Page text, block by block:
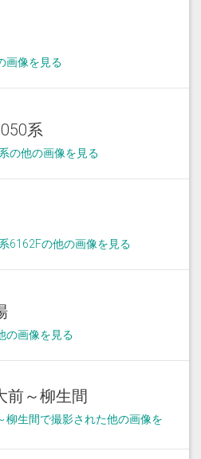
画像を見る
系
の他の画像を見る
6162Fの他の画像を見る
の画像を見る
前～柳生間
柳生間で撮影された他の画像を